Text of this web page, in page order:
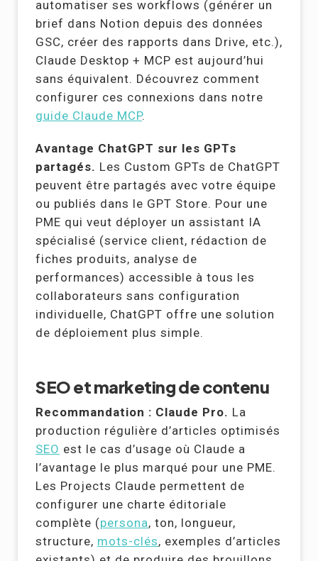
automatiser ses workflows (générer un
brief dans Notion depuis des données
GSC, créer des rapports dans Drive, etc.),
Claude Desktop + MCP est aujourd’hui
sans équivalent. Découvrez comment
configurer ces connexions dans notre
guide Claude MCP.
Avantage ChatGPT sur les GPTs
partagés. Les Custom GPTs de ChatGPT
peuvent être partagés avec votre équipe
ou publiés dans le GPT Store. Pour une
PME qui veut déployer un assistant IA
spécialisé (service client, rédaction de
fiches produits, analyse de
performances) accessible à tous les
collaborateurs sans configuration
individuelle, ChatGPT offre une solution
de déploiement plus simple.
SEO et marketing de contenu
Recommandation : Claude Pro. La
production régulière d’articles optimisés
SEO est le cas d’usage où Claude a
l’avantage le plus marqué pour une PME.
Les Projects Claude permettent de
configurer une charte éditoriale
complète (persona, ton, longueur,
structure, mots-clés, exemples d’articles